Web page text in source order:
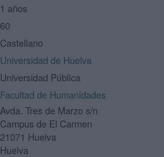
1 años
60
Castellano
Universidad de Huelva
Universidad Pública
Facultad de Humanidades
Avda. Tres de Marzo s/n
Campus de El Carmen
21071 Huelva
Huelva